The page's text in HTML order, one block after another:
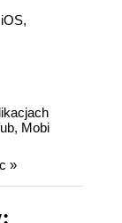
Mobi
»